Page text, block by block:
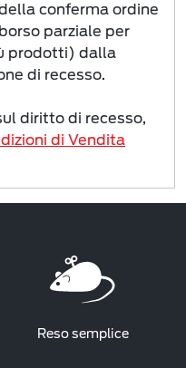
conferma ordine
parziale per
prodotti) dalla
di recesso.
diritto di recesso,
di Vendita
Reso semplice